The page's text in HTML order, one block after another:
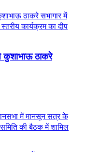
कुशाभाऊ ठाकरे